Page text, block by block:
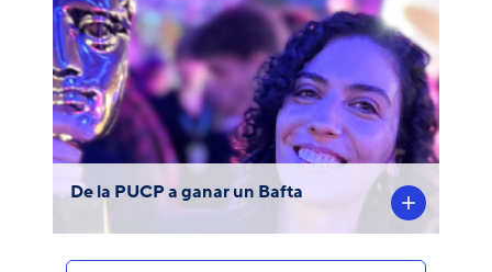
De la PUCP a ganar un Bafta
Nuestra egresada de la Facultad de
Ciencias y Artes de la Comunicación
obtuvo recientemente un Bafta, conocido
como el “Óscar británico”, por su
participación como colorista en el
cortometraje
Jellyfish and Lobster